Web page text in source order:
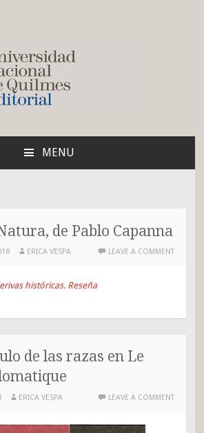
la Editorial de
MENU
de Pablo Capanna
ERICA VESPA LEAVE A COMMENT
históricas. Reseña
de las razas en Le
ERICA VESPA LEAVE A COMMENT